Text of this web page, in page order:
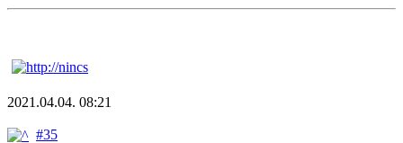
2021.04.04. 08:21
#35